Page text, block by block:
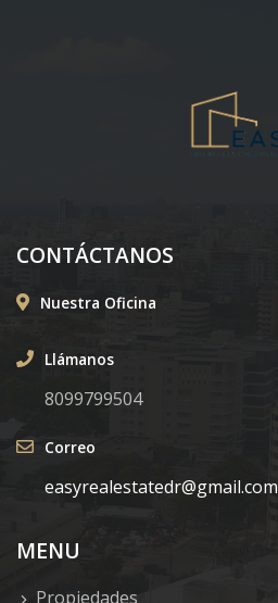
CONTÁCTANOS
Nuestra Oficina
Llámanos
8099799504
Correo
easyrealestatedr@gmail.com
MENU
Propiedades